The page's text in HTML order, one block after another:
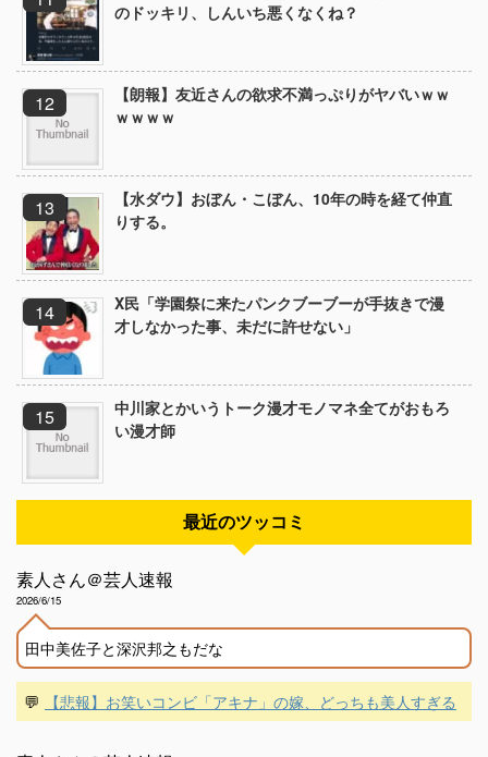
のドッキリ、しんいち悪くなくね？
【朗報】友近さんの欲求不満っぷりがヤバいｗｗ
ｗｗｗｗ
【水ダウ】おぼん・こぼん、10年の時を経て仲直
りする。
X民「学園祭に来たパンクブーブーが手抜きで漫
才しなかった事、未だに許せない」
中川家とかいうトーク漫才モノマネ全てがおもろ
い漫才師
最近のツッコミ
素人さん＠芸人速報
2026/6/15
田中美佐子と深沢邦之もだな
💬 【悲報】お笑いコンビ「アキナ」の嫁、どっちも美人すぎる